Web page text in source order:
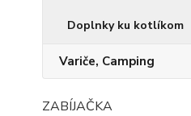
Doplnky ku kotlíkom
Variče, Camping
ZABÍJAČKA